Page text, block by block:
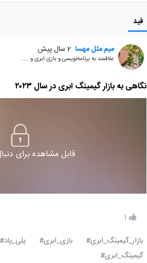
فید
میم مثل مهسا 2 سال پیش
علاقمند به برنامه‌نویسی و بازی ابری و .....
نگاهی به بازار گیمینگ ابری در سال ۲۰۲۳
قابل مشاهده برای
1
بازار_گیمینگ_ابری#
بازی_ابری# پلی_پاد#
گیمینگ_ابری#